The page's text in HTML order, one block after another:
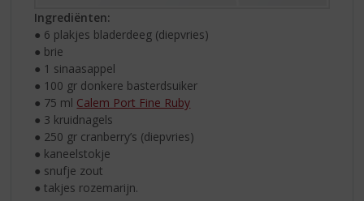
Ingrediënten:
● 6 plakjes bladerdeeg (diepvries)
● brie
● 1 sinaasappel
● 100 gr donkere basterdsuiker
● 75 ml Calem Port Fine Ruby
● 3 kruidnagels
● 250 gr cranberry’s (diepvries)
● kaneelstokje
● snufje zout
● takjes rozemarijn.